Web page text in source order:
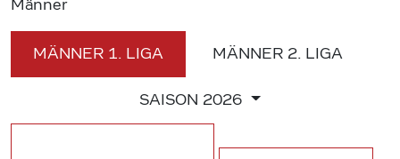
Männer
MÄNNER 1. LIGA MÄNNER 2. LIGA
SAISON 2026